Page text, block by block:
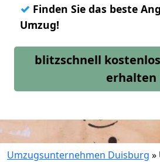
✓ Finden Sie das beste
Umzug!
blitzschnell
erhalten
Umzugsunternehmen Duisburg »